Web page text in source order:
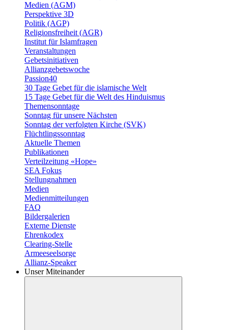
Medien (AGM)
Perspektive 3D
Politik (AGP)
Religionsfreiheit (AGR)
Institut für Islamfragen
Veranstaltungen
Gebetsinitiativen
Allianzgebetswoche
Passion40
30 Tage Gebet für die islamische Welt
15 Tage Gebet für die Welt des Hinduismus
Themensonntage
Sonntag für unsere Nächsten
Sonntag der verfolgten Kirche (SVK)
Flüchtlingssonntag
Aktuelle Themen
Publikationen
Verteilzeitung «Hope»
SEA Fokus
Stellungnahmen
Medien
Medienmitteilungen
FAQ
Bildergalerien
Externe Dienste
Ehrenkodex
Clearing-Stelle
Armeeseelsorge
Allianz-Speaker
Unser Miteinander